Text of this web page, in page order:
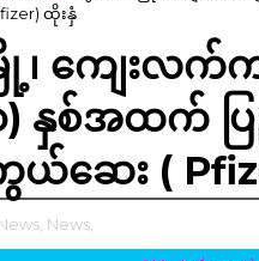
ထိုးနှံ
ကျေးလက်ကျ
စ်အထက် ပြ
ယ်ဆေး (
News,